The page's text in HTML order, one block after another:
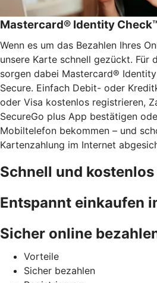
Mastercard® Identity
Wenn es um das Bezahlen Ihres
unsere Karte schnell gezückt. Für
sorgen dabei Mastercard®
Secure. Einfach Debit- oder
oder Visa kostenlos registrieren,
SecureGo plus App bestätigen
Mobiltelefon bekommen – und
Kartenzahlung im Internet
Schnell und
Entspannt einkaufen
Sicher online
Vorteile
Sicher bezahlen